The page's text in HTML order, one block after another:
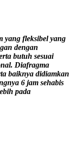
yang fleksibel yang
dengan
butuh sesuai
Diafragma
baiknya didiamkan
6 jam sehabis
pada